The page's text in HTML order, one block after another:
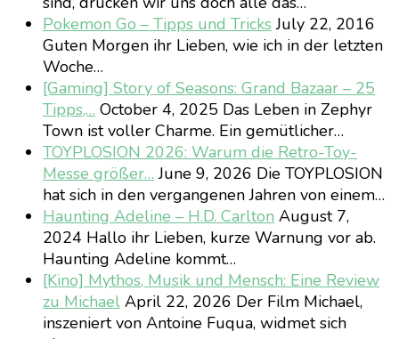
Pokemon Go – Tipps und TricksJuly 22, 2016
Guten Morgen ihr Lieben, wie ich in der letzten
Woche…
[Gaming] Story of Seasons: Grand Bazaar – 25
Tipps,… October 4, 2025 Das Leben in Zephyr
Town ist voller Charme. Ein gemütlicher…
TOYPLOSION 2026: Warum die Retro-Toy-
Messe größer… June 9, 2026 Die TOYPLOSION
hat sich in den vergangenen Jahren von einem…
Haunting Adeline – H.D. Carlton August 7,
2024 Hallo ihr Lieben, kurze Warnung vor ab.
Haunting Adeline kommt…
[Kino] Mythos, Musik und Mensch: Eine Review
zu Michael April 22, 2026 Der Film Michael,
inszeniert von Antoine Fuqua, widmet sich